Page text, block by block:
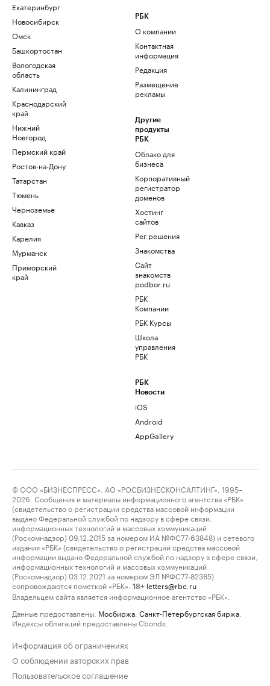
Екатеринбург
Новосибирск
Омск
Башкортостан
Вологодская
область
Калининград
Краснодарский
край
Нижний
Новгород
Пермский край
Ростов-на-Дону
Татарстан
Тюмень
Черноземье
Кавказ
Карелия
Мурманск
Приморский
край
РБК
О компании
Контактная
информация
Редакция
Размещение
рекламы
Другие
продукты
РБК
Облако для
бизнеса
Корпоративный
регистратор
доменов
Хостинг
сайтов
Рег.решения
Знакомства
Сайт
знакомств
podbor.ru
РБК
Компании
РБК Курсы
Школа
управления
РБК
РБК
Новости
iOS
Android
AppGallery
© ООО «БИЗНЕСПРЕСС», АО «РОСБИЗНЕСКОНСАЛТИНГ», 1995–
2026. Сообщения и материалы информационного агентства «РБК»
(свидетельство о регистрации средства массовой информации
выдано Федеральной службой по надзору в сфере связи,
информационных технологий и массовых коммуникаций
(Роскомнадзор) 09.12.2015 за номером ИА №ФС77-63848) и сетевого
издания «РБК» (свидетельство о регистрации средства массовой
информации выдано Федеральной службой по надзору в сфере связи,
информационных технологий и массовых коммуникаций
(Роскомнадзор) 03.12.2021 за номером ЭЛ №ФС77-82385)
сопровождаются пометкой «РБК».
18+ letters@rbc.ru
Владельцем сайта является информационное агентство «РБК».
Данные предоставлены: Мосбиржа Санкт-Петербургская биржа
Индексы облигаций предоставлены Cbonds.
Информация об ограничениях
О соблюдении авторских прав
Пользовательское соглашение